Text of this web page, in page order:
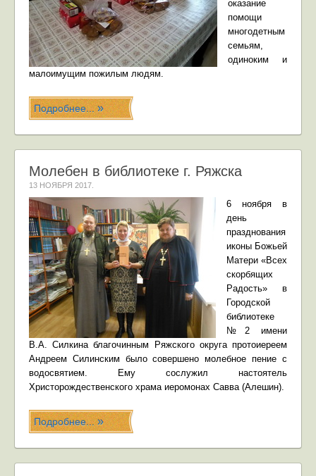
оказание
помощи
многодетным
семьям,
одиноким и
малоимущим пожилым людям.
Подробнее...
Молебен в библиотеке г. Ряжска
13 НОЯБРЯ 2017
6 ноября в
день
празднования
иконы Божьей
Матери «Всех
скорбящих
Радость» в
Городской
библиотеке
№2 имени
В.А. Силкина благочинным Ряжского округа протоиереем
Андреем Силинским было совершено молебное пение с
водосвятием. Ему сослужил настоятель
Христорождественского храма иеромонах Савва (Алешин).
Подробнее...